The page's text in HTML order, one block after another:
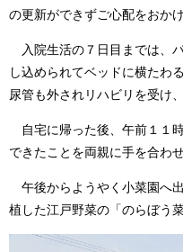
の更新ができずご心配をおか
入院生活の７日目までは、
し込められてベッドに横たわ
尿管も外されリハビリを受け
自宅に帰った後、午前１１
できたことを両親に手を合わせ
午後からようやく小菜園へ
植した江戸野菜の「のらぼう